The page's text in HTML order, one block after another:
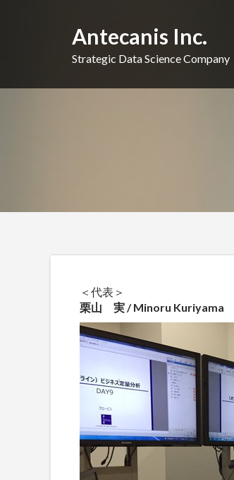
Antecanis Inc.
Strategic Data Science Company
＜代表＞
栗山 実 / Minoru Kuriyama